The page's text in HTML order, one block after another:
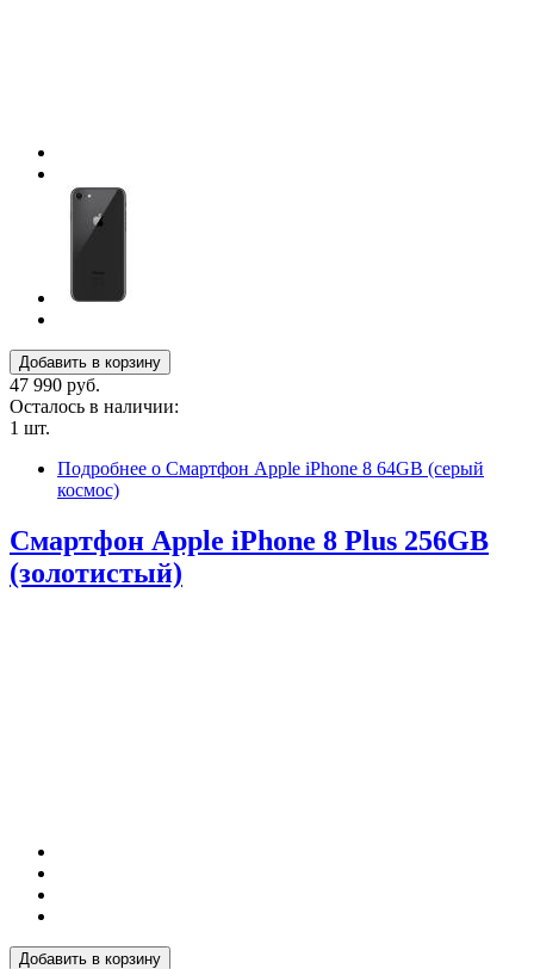
47 990 руб.
Осталось в наличии:
1 шт.
Подробнее о Смартфон Apple iPhone 8 64GB (серый
космос)
Смартфон Apple iPhone 8 Plus 256GB
(золотистый)